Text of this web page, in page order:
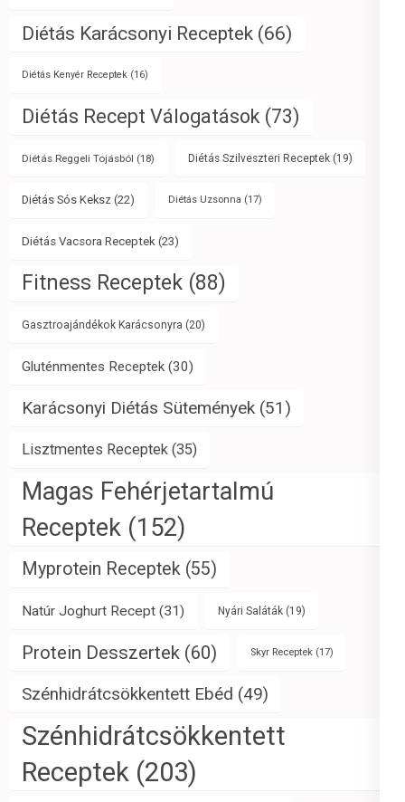
Diétás Karácsonyi Receptek (66)
Diétás Kenyér Receptek (16)
Diétás Recept Válogatások (73)
Diétás Reggeli Tojásból (18) Diétás Szilveszteri Receptek (19)
Diétás Sós Keksz (22) Diétás Uzsonna (17)
Diétás Vacsora Receptek (23)
Fitness Receptek (88)
Gasztroajándékok Karácsonyra (20)
Gluténmentes Receptek (30)
Karácsonyi Diétás Sütemények (51)
Lisztmentes Receptek (35)
Magas Fehérjetartalmú
Receptek (152)
Myprotein Receptek (55)
Natúr Joghurt Recept (31) Nyári Saláták (19)
Protein Desszertek (60) Skyr Receptek (17)
Szénhidrátcsökkentett Ebéd (49)
Szénhidrátcsökkentett
Receptek (203)